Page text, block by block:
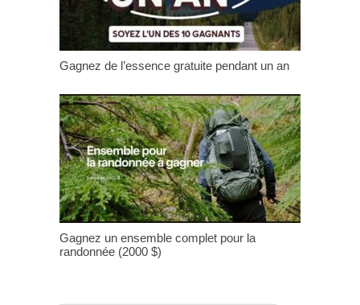
Gagnez de l’essence gratuite pendant un an
Gagnez un ensemble complet pour la
randonnée (2000 $)